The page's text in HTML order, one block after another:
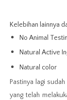
Kelebihan lainnya
No Animal
Natural Active
Natural color
Pastinya lagi
yang telah